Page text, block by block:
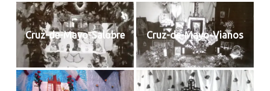
Cruz-de-Mayo-Salobre Cruz-de-Mayo-Vianos